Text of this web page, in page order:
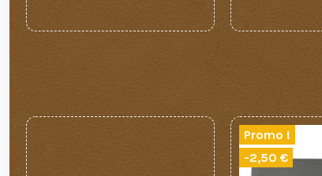
Promo !
-2,50 €